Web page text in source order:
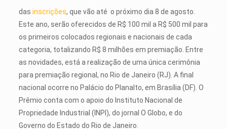
das inscrições, que vão até o próximo dia 8 de agosto.
Este ano, serão oferecidos de R$ 100 mil a R$ 500 mil para
os primeiros colocados regionais e nacionais de cada
categoria, totalizando R$ 8 milhões em premiação. Entre
as novidades, está a realização de uma única cerimônia
para premiação regional, no Rio de Janeiro (RJ). A final
nacional ocorre no Palácio do Planalto, em Brasília (DF). O
Prêmio conta com o apoio do Instituto Nacional de
Propriedade Industrial (INPI), do jornal O Globo, e do
Governo do Estado do Rio de Janeiro.